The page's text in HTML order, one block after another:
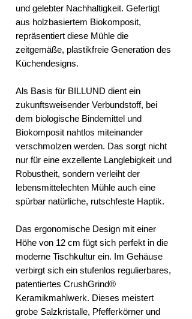
und gelebter Nachhaltigkeit. Gefertigt
aus holzbasiertem Biokomposit,
repräsentiert diese Mühle die
zeitgemäße, plastikfreie Generation des
Küchendesigns.
Als Basis für BILLUND dient ein
zukunftsweisender Verbundstoff, bei
dem biologische Bindemittel und
Biokomposit nahtlos miteinander
verschmolzen werden. Das sorgt nicht
nur für eine exzellente Langlebigkeit und
Robustheit, sondern verleiht der
lebensmittelechten Mühle auch eine
spürbar natürliche, rutschfeste Haptik.
Das ergonomische Design mit einer
Höhe von 12 cm fügt sich perfekt in die
moderne Tischkultur ein. Im Gehäuse
verbirgt sich ein stufenlos regulierbares,
patentiertes CrushGrind®
Keramikmahlwerk. Dieses meistert
grobe Salzkristalle, Pfefferkörner und